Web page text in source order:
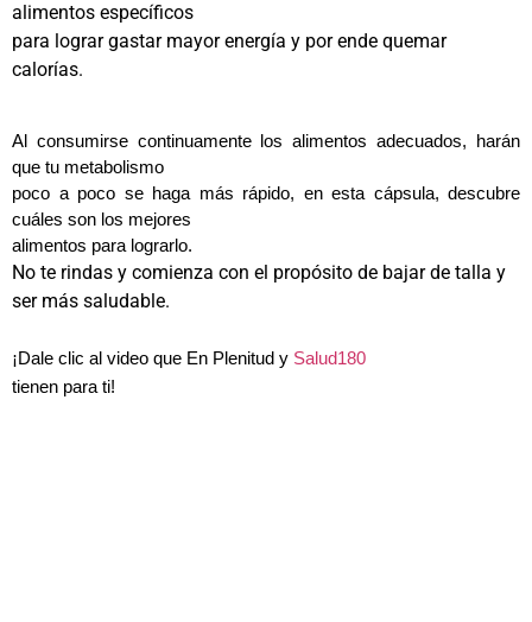
alimentos específicos
para lograr gastar mayor energía y por ende quemar
calorías.
Al consumirse continuamente los alimentos adecuados, harán
que tu metabolismo
poco a poco se haga más rápido, en esta cápsula, descubre
cuáles son los mejores
alimentos para lograrlo.
No te rindas y comienza con el propósito de bajar de talla y
ser más saludable.
¡Dale clic al video que En Plenitud y Salud180
tienen para ti!